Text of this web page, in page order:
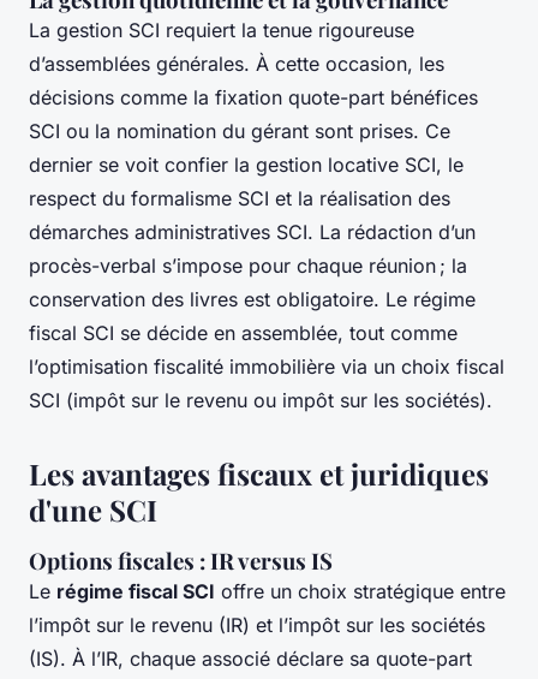
La gestion SCI requiert la tenue rigoureuse
d’assemblées générales. À cette occasion, les
décisions comme la fixation quote-part bénéfices
SCI ou la nomination du gérant sont prises. Ce
dernier se voit confier la gestion locative SCI, le
respect du formalisme SCI et la réalisation des
démarches administratives SCI. La rédaction d’un
procès-verbal s’impose pour chaque réunion ; la
conservation des livres est obligatoire. Le régime
fiscal SCI se décide en assemblée, tout comme
l’optimisation fiscalité immobilière via un choix fiscal
SCI (impôt sur le revenu ou impôt sur les sociétés).
Les avantages fiscaux et juridiques
d'une SCI
Options fiscales : IR versus IS
Le régime fiscal SCI offre un choix stratégique entre
l’impôt sur le revenu (IR) et l’impôt sur les sociétés
(IS). À l’IR, chaque associé déclare sa quote-part